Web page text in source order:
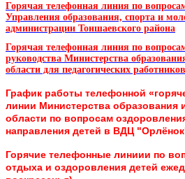
Горячая телефонная линия по
Управления образования, спорта и
администрации Тоншаевского района
Горячая телефонная линия по
руководства Министерства
области для педагогических работников
График работы телефонной
линии Министерства образования
области по вопросам
направления детей в ВДЦ
Горячие телефонные линиии по
отдыха и оздоровления детей